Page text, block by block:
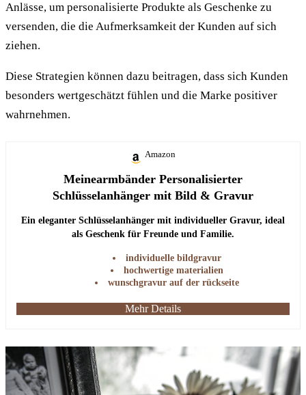
Anlässe, um personalisierte Produkte als Geschenke zu
versenden, die die Aufmerksamkeit der Kunden auf sich
ziehen.
Diese Strategien können dazu beitragen, dass sich Kunden
besonders wertgeschätzt fühlen und die Marke positiver
wahrnehmen.
Amazon
Meinearmbänder Personalisierter
Schlüsselanhänger mit Bild & Gravur
Ein eleganter Schlüsselanhänger mit individueller Gravur, ideal
als Geschenk für Freunde und Familie.
individuelle bildgravur
hochwertige materialien
wunschgravur auf der rückseite
Mehr Details